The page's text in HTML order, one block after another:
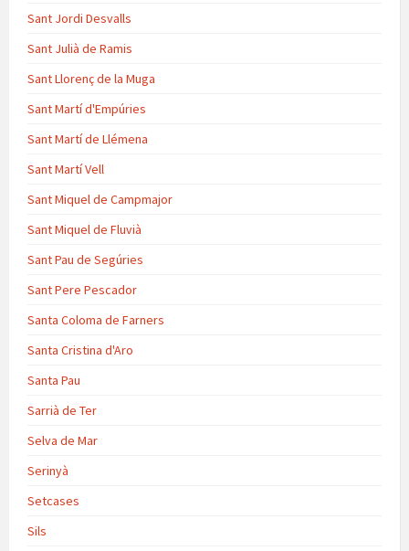
Sant Jordi Desvalls
Sant Julià de Ramis
Sant Llorenç de la Muga
Sant Martí d'Empúries
Sant Martí de Llémena
Sant Martí Vell
Sant Miquel de Campmajor
Sant Miquel de Fluvià
Sant Pau de Segúries
Sant Pere Pescador
Santa Coloma de Farners
Santa Cristina d'Aro
Santa Pau
Sarrià de Ter
Selva de Mar
Serinyà
Setcases
Sils